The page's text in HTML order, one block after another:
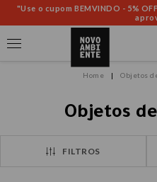
"Use o cupom BEMVINDO - 5%
Objetos
Objetos
FILTROS